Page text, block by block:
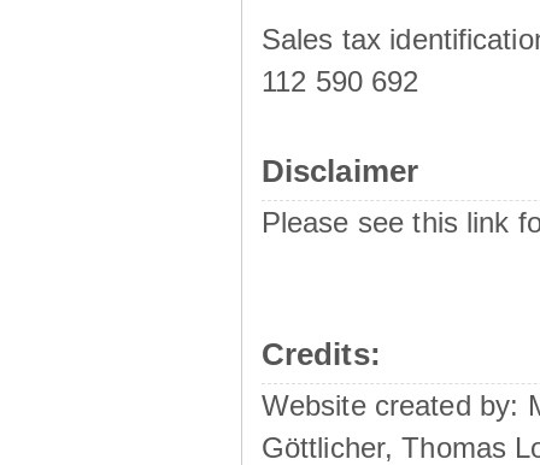
Sales tax
112 590 692
Disclaimer
Please see this link
Credits:
Website created by:
Göttlicher, Thomas